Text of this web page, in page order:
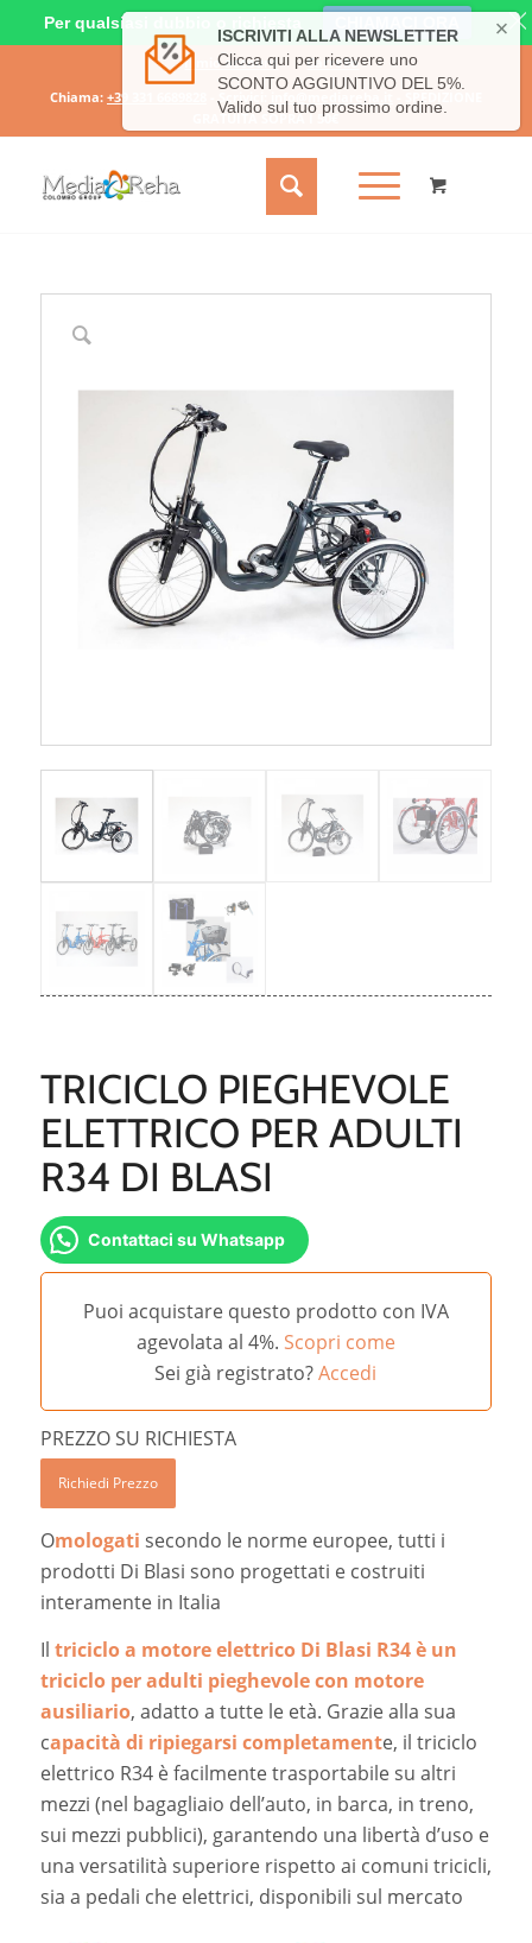
Il mio account
Carrello
Chiama: +39 331 6689828 - Scrivici: info@mediareha.it
- SPEDIZIONE
GRATUITA SOPRA I 50€
TRICICLO PIEGHEVOLE
ELETTRICO PER ADULTI
R34 DI BLASI
Contattaci su Whatsapp
Puoi acquistare questo prodotto con IVA
agevolata al 4%. Scopri come
Sei già registrato?Accedi
PREZZO SU RICHIESTA
Richiedi Prezzo
Omologati secondo le norme europee, tutti i
prodotti Di Blasi sono progettati e costruiti
interamente in Italia
Il triciclo a motore elettrico Di Blasi R34 è un
triciclo per adulti pieghevole con motore
ausiliario, adatto a tutte le età. Grazie alla sua
capacità di ripiegarsi completamente, il triciclo
elettrico R34 è facilmente trasportabile su altri
mezzi (nel bagagliaio dell’auto, in barca, in treno,
sui mezzi pubblici), garantendo una libertà d’uso e
una versatilità superiore rispetto ai comuni tricicli,
sia a pedali che elettrici, disponibili sul mercato
Per qualsiasi dubbio o richiesta